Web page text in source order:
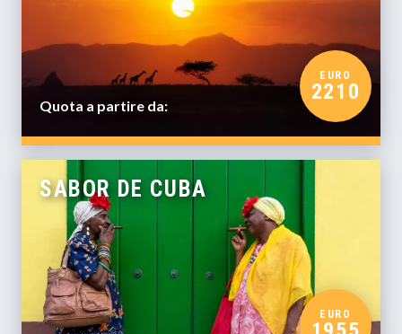
Quota a partire da:
EURO
2210
SABOR DE CUBA
EURO